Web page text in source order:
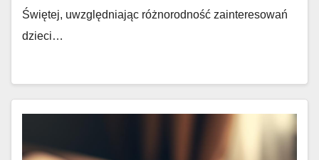
Świętej, uwzględniając różnorodność zainteresowań
dzieci…